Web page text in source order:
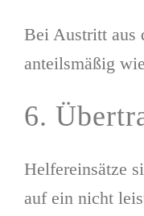
Bei Austritt aus
anteilsmäßig
6.
Helfereinsätze
auf ein nicht